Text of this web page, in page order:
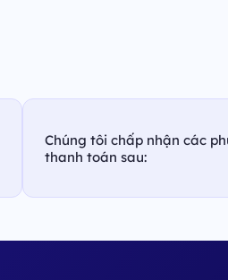
Chúng tôi chấp nhận các
thanh toán sau: